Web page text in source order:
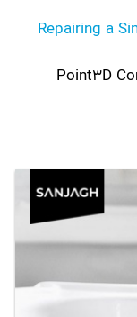
Repairing a
Point3D